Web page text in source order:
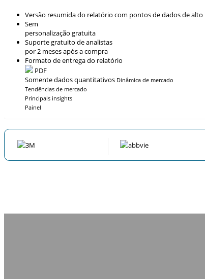
Versão resumida do relatório com pontos de dados de
Sem
personalização gratuita
Suporte gratuito de analistas
por 2 meses após a compra
Formato de entrega do relatório
PDF
Somente dados quantitativos Dinâmica de mercado
Tendências de mercado
Principais insights
Painel